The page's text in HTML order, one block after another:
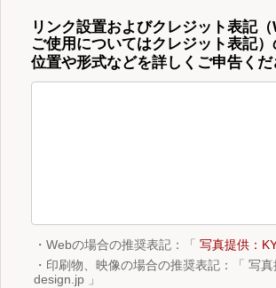
リンク設置およびクレジット表記
ご使用についてはクレジット表記
位置や形式などを詳しくご申告くだ
・Webの場合の推奨表記：「 写真提供：
・印刷物、映像の場合の推奨表記：「 写
design.jp 」